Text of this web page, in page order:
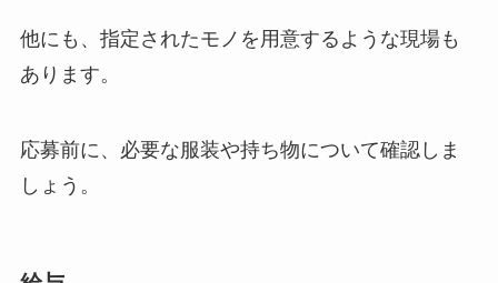
他にも、指定されたモノを用意するような現場も
あります。
応募前に、必要な服装や持ち物について確認しま
しょう。